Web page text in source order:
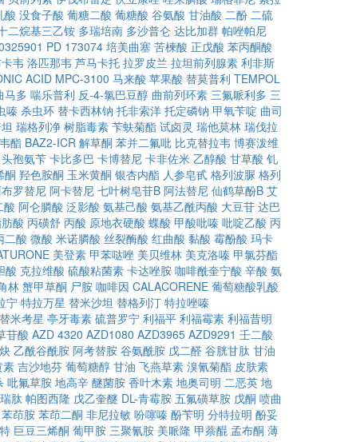
酸 没食子酸 葡糖二酸 葡糖酸 谷氨酸 甘油酸 二酚 二硫
二烷基三乙铵 多瑞培南 多沙普仑 达比加群 帕唑帕尼
PD 173074 培美曲塞 苦楝酸 正戊酸 苯丙酮酸
韦 洛匹那韦 芦马卡托 拉罗皮兰 拉坦前列腺素 利非斯
ACID MPC-3100 马来酸 苹果酸 替莫普利 TEMPOL
马多 喘乐普利 反-4-氯巴豆醇 曲前列环素 三氟哌利多 三
嗪 杀虫环 替卡西林钠 托非索洋 托定磷钠 甲氧苄啶 曲司
瑞格列净 树脂毒素 苄蚨菊酯 试卤灵 瑞他莫林 瑞伐拉
酯 BAZ2-ICR 解草酮 苯并二氟吡 比克替拉韦 博赛泼维
头孢氨苄 卡比多巴 卡博替尼 卡非佐米 乙醇酸 甘草酸 钆
酮 羟色胺酮 玉米黄酮 银杏内酯 人参皂甙 格列波脲 格列
罗替尼 阿卡替尼 七叶树皂苷B 阿法替尼 仙鹤草酚B 艾
酸 阿仑膦酸 泛影酸 氨基己酸 氨基乙酰丙酸 大豆苷 达巴
酸 丙磺舒 丙酸 原地衣硬酸 蝶酸 甲酸吡嗪 吡啶乙酸 丙
二酸 微酸 米诺膦酸 丝裂酶酸 红曲酸 黏酸 霉酚酸 玛卡
美登素 甲苯哒唑 美贝维林 美克洛嗪 甲氯芬酯
酸 克拉维酸 硫酸粘菌素 卡达唑胺 咖啡酰奎宁酸 辛酸 氨
林 蟹甲草酮 尸胺 咖啡因 CALACORENE 葡萄糖酸乳酸
宁 特拉万星 替米沙坦 替格列汀 特拉唑嗪
替米考星 亭牙毒素 硫普罗宁 利福平 利福霉素 利福昔明
苷酸 AZD 4320 AZD1080 AZD3965 AZD9291 壬二酸
乙酰谷酰胺 阿考替胺 谷氨酰胺 戊二醛 谷胱甘肽 甘油
素 吉沙地芬 葡萄糖醇 甘油 飞燕草素 溴氰菊酯 皮肤素
吡氟草胺 地高辛 醚菌胺 香叶木素 地奥司明 二恶英 地
肽 帕图西隆 戊乙奎醚 DL-青霉胺 五氟磺草胺 戊酮 喷曲
苯茚胺 苯茚二酮 非尼拉敏 吩噻嗪 酚苄明 分特拉明 酚妥
巨豆三烯酮 葡甲胺 三聚氰胺 美哌隆 甲萘醌 孟布酮 薄